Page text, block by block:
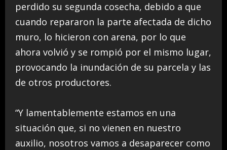
perdido su segunda cosecha, debido a que
cuando repararon la parte afectada de dicho
muro, lo hicieron con arena, por lo que
ahora volvió y se rompió por el mismo lugar,
provocando la inundación de su parcela y las
de otros productores.
“Y lamentablemente estamos en una
situación que, si no vienen en nuestro
auxilio, nosotros vamos a desaparecer como